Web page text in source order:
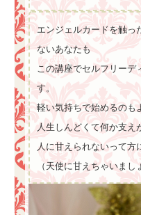
エンジェルカードを触っ
ないあなたも
この講座でセルフリーデ
す。
軽い気持ちで始めるのも
人生しんどくて何か支え
人に甘えられないって方
（天使に甘えちゃいまし